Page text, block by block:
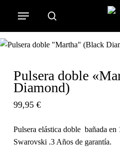
main
content
search
Menu
Cart
Pulsera doble
Diamond)
99,95 €
Pulsera elástica doble bañada en
Swarovski .3 Años de garantía.